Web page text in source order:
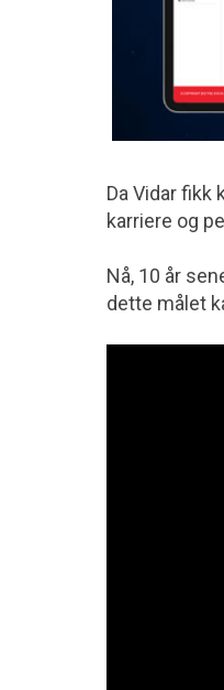
Da Vidar fikk
karriere og
Nå, 10 år
dette målet